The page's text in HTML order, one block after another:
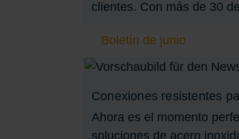
clientes. Con más de 30
Boletín de junio
Conexiones resistentes
Ahora es el momento
soluciones de acero